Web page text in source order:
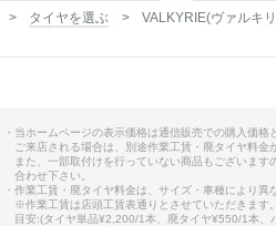
タイヤを選ぶ
VALKYRIE(ヴァルキ
・当ホームページの表示価格は通信販売での購入価格
ご来店される場合は、別途作業工賃・廃タイヤ料金
また、一部取付けを行っていない商品もございま
合わせ下さい。
・作業工賃・廃タイヤ料金は、サイズ・車種により異
※作業工賃は店頭工賃表通りとさせていただきます。
目安:(タイヤ単品¥2,200/1本、廃タイヤ¥550/1本、